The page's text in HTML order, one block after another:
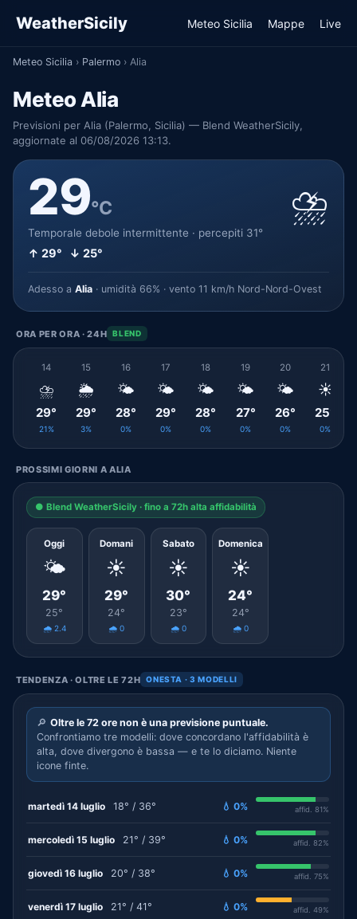
WeatherSicily Meteo Sicilia Mappe Live
Meteo Sicilia › Palermo › Alia
Meteo Alia
Previsioni per Alia (Palermo, Sicilia) — Blend WeatherSicily,
aggiornate al 06/08/2026 13:13.
29°C
Temporale debole intermittente · percepiti 31°
↑ 29° ↓ 25°
⛈️
Adesso a Alia · umidità 66% · vento 11 km/h Nord-Nord-Ovest
ORA PER ORA · 24H BLEND
14
⛈️
29°
21%
15
🌦️
29°
3%
16
🌤️
28°
0%
17
🌤️
29°
0%
18
🌤️
28°
0%
19
🌤️
27°
0%
20
🌤️
26°
0%
21
☀️
25°
0%
PROSSIMI GIORNI A ALIA
● Blend WeatherSicily · fino a 72h alta affidabilità
Oggi
🌤️
29°
25°
🌧️ 2.4
Domani
☀️
29°
24°
🌧️ 0
Sabato
☀️
30°
23°
🌧️ 0
Domenica
☀️
24°
24°
🌧️ 0
TENDENZA · OLTRE LE 72H ONESTA · 3 MODELLI
🔎 Oltre le 72 ore non è una previsione puntuale.
Confrontiamo tre modelli: dove concordano l'affidabilità è
alta, dove divergono è bassa — e te lo diciamo. Niente
icone finte.
martedì 14 luglio 18° / 36° 💧 0% affid. 81%
mercoledì 15 luglio 21° / 39° 💧 0% affid. 82%
giovedì 16 luglio 20° / 38° 💧 0% affid. 75%
venerdì 17 luglio 21° / 41° 💧 0% affid. 49%